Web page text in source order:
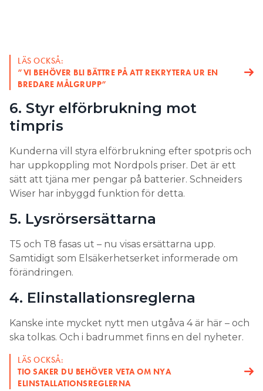
LÄS OCKSÅ:
”VI BEHÖVER BLI BÄTTRE PÅ ATT REKRYTERA UR EN
BREDARE MÅLGRUPP”
6. Styr elförbrukning mot
timpris
Kunderna vill styra elförbrukning efter spotpris och
har uppkoppling mot Nordpols priser. Det är ett
sätt att tjäna mer pengar på batterier. Schneiders
Wiser har inbyggd funktion för detta.
5. Lysrörsersättarna
T5 och T8 fasas ut – nu visas ersättarna upp.
Samtidigt som Elsäkerhetserket informerade om
förändringen.
4. Elinstallationsreglerna
Kanske inte mycket nytt men utgåva 4 är här – och
ska tolkas. Och i badrummet finns en del nyheter.
LÄS OCKSÅ:
TIO SAKER DU BEHÖVER VETA OM NYA
ELINSTALLATIONSREGLERNA